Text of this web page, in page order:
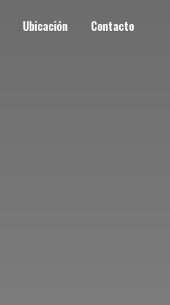
Ubicación Contacto